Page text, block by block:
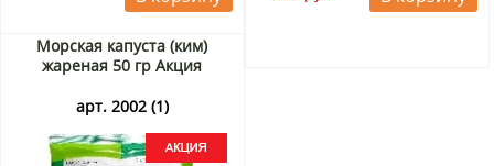
Морская капуста (ким)
жареная 50 гр Акция
арт. 2002 (1)